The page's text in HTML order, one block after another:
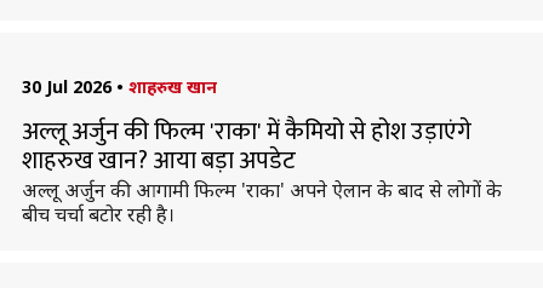
30 Jul 2026 • शाहरुख खान
अल्लू अर्जुन की फिल्म 'राका' में कैमियो से होश उड़ाएंगे
शाहरुख खान? आया बड़ा अपडेट
अल्लू अर्जुन की आगामी फिल्म 'राका' अपने ऐलान के बाद से लोगों के
बीच चर्चा बटोर रही है।